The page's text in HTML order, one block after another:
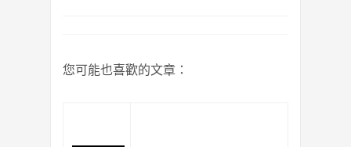
您可能也喜歡的文章：